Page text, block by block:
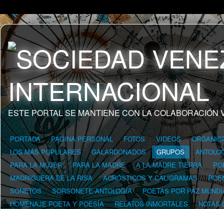
ESTE PORTAL SE MANTIENE CON LA COLABORACIÓN
PORTADA PÁGINA PERSONAL FOTOS VIDEOS
LOS MÁS POPULARES
GALARDONADOS GRUPOS
PARA LA MUJER
PARA LA MADRE A LA MADRE TIERRA
MADRIGUERA DE LA RISA
ACRÓSTICOS Y CALIGRAMAS
SONETOS
SORSONETE-ANTOLOGÍA
POETAS POR PAZ
HOMENAJE POETA Y POESÍA
RELATOS INMORTALES
NOTAS